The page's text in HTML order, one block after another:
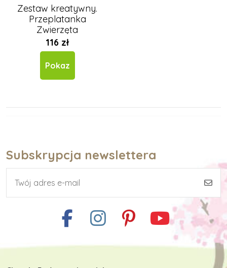
Zestaw kreatywny.
Przeplatanka
Zwierzęta
116 zł
Pokaz
Subskrypcja newslettera